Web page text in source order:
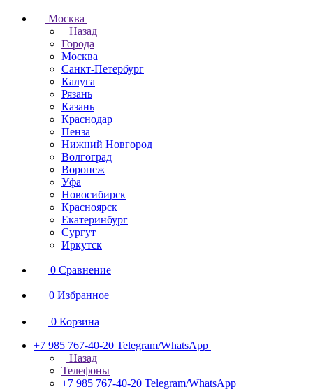
Москва
Назад
Города
Москва
Санкт-Петербург
Калуга
Рязань
Казань
Краснодар
Пенза
Нижний Новгород
Волгоград
Воронеж
Уфа
Новосибирск
Красноярск
Екатеринбург
Сургут
Иркутск
0 Сравнение
0 Избранное
0 Корзина
+7 985 767-40-20 Telegram/WhatsApp
Назад
Телефоны
+7 985 767-40-20 Telegram/WhatsApp